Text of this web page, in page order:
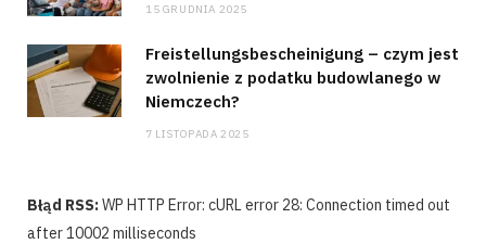
15 GRUDNIA 2025
Freistellungsbescheinigung – czym jest
zwolnienie z podatku budowlanego w
Niemczech?
7 LISTOPADA 2025
Błąd RSS:WP HTTP Error: cURL error 28: Connection timed out
after 10002 milliseconds